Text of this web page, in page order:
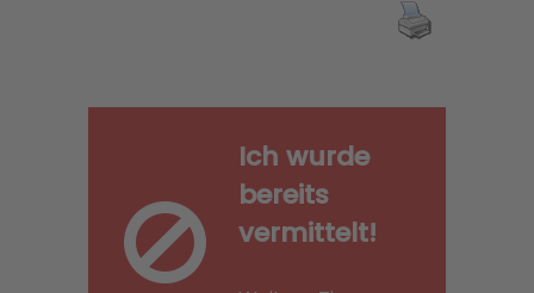
Ich wurde
bereits
vermittelt!